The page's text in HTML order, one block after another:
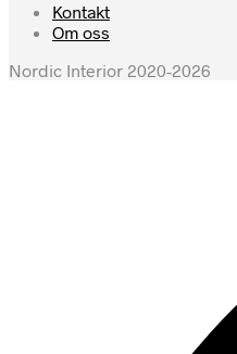
Kontakt
Om oss
Nordic Interior 2020-2026